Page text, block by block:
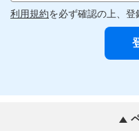
利用規約を必ず確認の上、登